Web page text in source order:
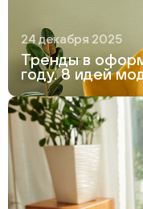
24 декабря 2025
Тренды в
году. 8 идей